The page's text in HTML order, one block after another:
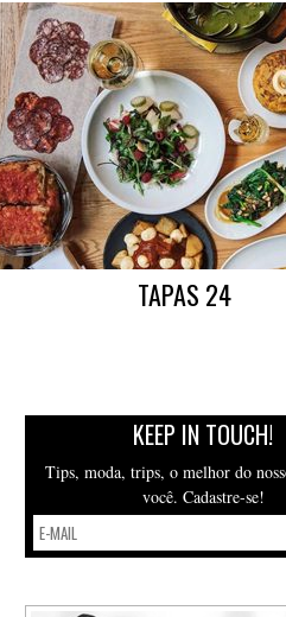
TAPAS 24
KEEP IN TOUCH!
Tips, moda, trips, o melhor do
você. Cadastre-se!